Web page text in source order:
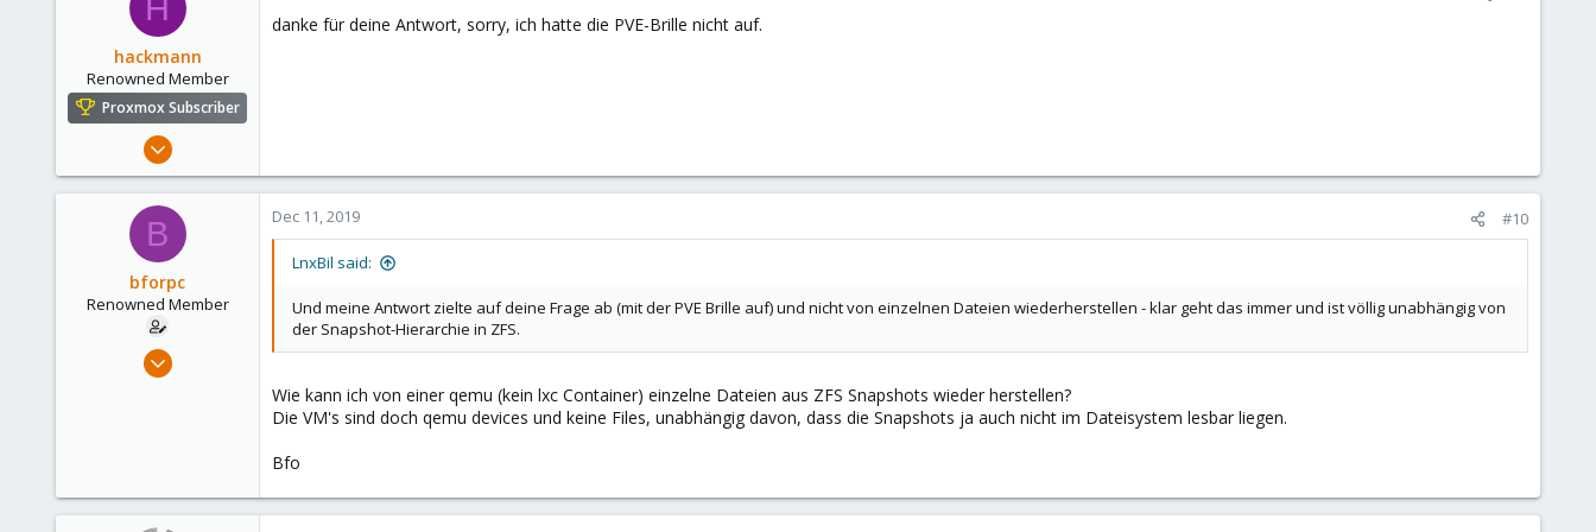
bei mir läuft es seit Jahren!
und nicht von einzelnen Dateien wiederherstellen - klar geht das immer und ist völlig unabhängig von der Snapshot-Hierarchie in ZFS. Wenn du dann aber einen
kannst du das nur tun wenn du alles dazwischen wegwirfst. So ist ZFS aufgebaut und wenn ihr dann auf einen Zwischenschritt nach vorne gehen wollt ist dies nicht
mehr möglich (wenn ihr kein Backup irgendwo habt).
H
hackmann
Renowned Member
Proxmox Subscriber
15
danke für deine Antwort, sorry, ich hatte die PVE-Brille nicht auf.
B
bforpc
Renowned Member
Nov 26, 2013
Dec 11, 2019 #10
LnxBil said:
Und meine Antwort zielte auf deine Frage ab (mit der PVE Brille auf) und nicht von einzelnen Dateien wiederherstellen - klar geht das immer und ist völlig unabhängig von
der Snapshot-Hierarchie in ZFS.
Wie kann ich von einer qemu (kein lxc Container) einzelne Dateien aus ZFS Snapshots wieder herstellen?
Die VM's sind doch qemu devices und keine Files, unabhängig davon, dass die Snapshots ja auch nicht im Dateisystem lesbar liegen.
Bfo